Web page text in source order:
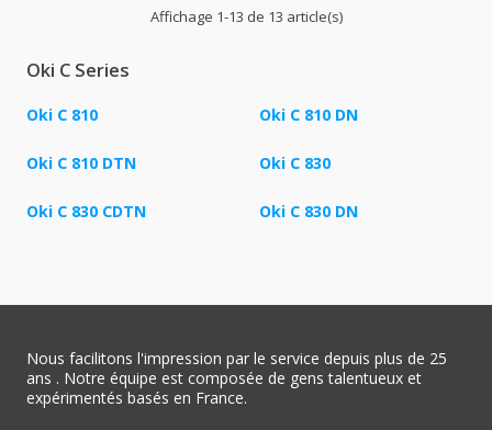
Affichage 1-13 de 13 article(s)
Oki C Series
Oki C 810 Oki C 810 DN
Oki C 810 DTN Oki C 830
Oki C 830 CDTN Oki C 830 DN
Nous facilitons l'impression par le service depuis plus de 25
ans . Notre équipe est composée de gens talentueux et
expérimentés basés en France.